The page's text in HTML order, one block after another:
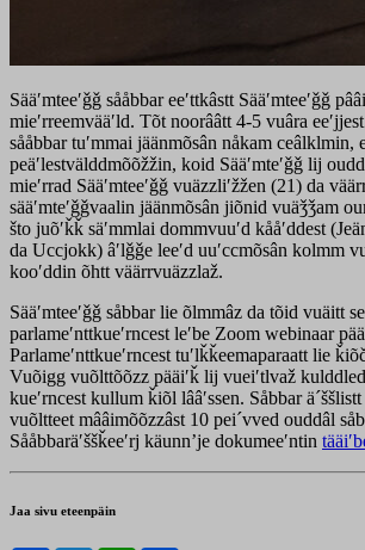
Sääʹmteeʹǧǧ sååbbar eeʹttkâstt Sääʹmteeʹǧǧ
mieʹrreemvääʹld. Tõt noorââtt 4-5 vuâra
sååbbar tuʹmmai jäänmõsân nåkam ceâlklmin,
peäʹlestvälddmõõžžin, koid Sääʹmteʹǧǧ lij
mieʹrrad Sääʹmteeʹǧǧ vuäzzliʹžžen (21) da
sääʹmteʹǧǧvaalin jäänmõsân jiõnid vuäǯǯam
što juõʹǩǩ säʹmmlai dommvuuʹd kååʹddest
da Uccjokk) âʹlǧǧe leeʹd uuʹccmõsân kolmm
kooʹddin õhtt väärrvuäzzlaž.
Sääʹmteeʹǧǧ såbbar lie õlmmâz da tõid vuäitt
parlameʹnttkueʹrncest leʹbe Zoom webinaar
Parlameʹnttkueʹrncest tuʹlǩǩeemaparaatt lie
Vuõigg vuõlttõõzz pääiʹǩ lij vueiʹtlvaž
kueʹrncest kullum ǩiõl lââʹssen. Såbbar
vuõltteet mââimõõzzâst 10 pei´vved ouddâl
Sååbbaräʹššǩeeʹrj käunnʼje dokumeeʹntin
Jaa sivu eteenpäin